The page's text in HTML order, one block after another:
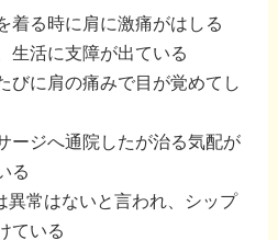
着る時に肩に激痛がはしる
生活に支障が出ている
びに肩の痛みで目が覚めてし
ージへ通院したが治る気配が
る
異常はないと言われ、シップ
ている